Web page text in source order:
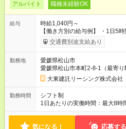
アルバイト 職種未経験OK
給与
時給1,040円～
【働き方別の給与例】 ・1日5時
8時間×週5 ⇒月給：166,400円 ☆ライフスタイルに合わせて柔軟
に働けます！ 《昇給》 あり※会社業績による 《賞与》 年2回あ
月4万円) ●資格手当(宅地建物取引士：1万
用期間なし
交通費別途支給あり
勤務地
愛媛県松山市
愛媛県松山市本町2-8-1（最寄り
大東建託リーシング株式会社
勤務時間
シフト制
1日あたりの実働時間：最大8時間/日 【営業時間】
18:30 ★上記時間内で1日5時間～勤務OK ＼ライフスタイルに合
軽にご相談ください！ ◆1か月ごとのシフト提出制 ◆業務特性お
気になる！ 応募する